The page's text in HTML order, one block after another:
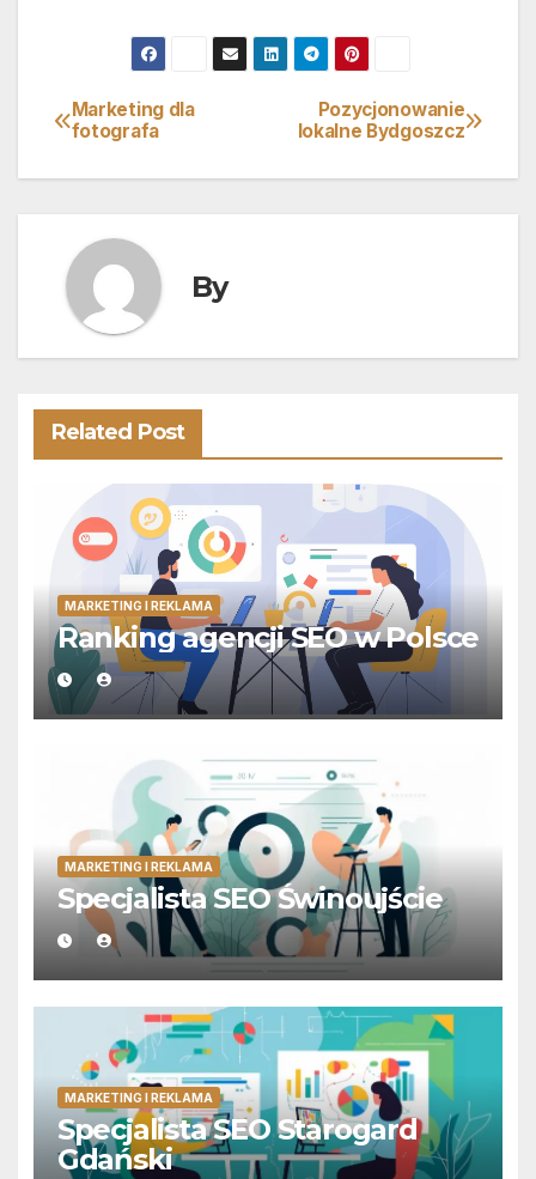
Nawigacja
wpisu
Pozycjonowanie
lokalne Bydgoszcz
Marketing dla
fotografa
By
Related Post
MARKETING I REKLAMA
Ranking agencji SEO w Polsce
MARKETING I REKLAMA
Specjalista SEO Świnoujście
MARKETING I REKLAMA
Specjalista SEO Starogard
Gdański